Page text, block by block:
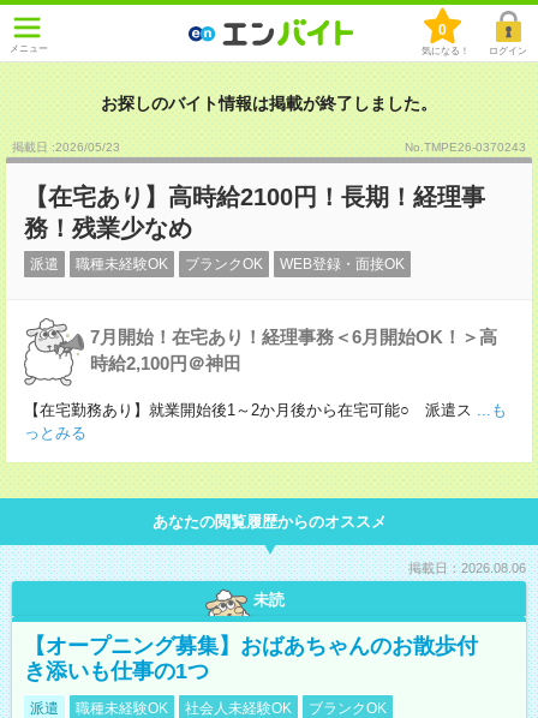
メニュー
0
気になる！ ログイン
お探しのバイト情報は掲載が終了しました。
掲載日 :2026/05/23 No.TMPE26-0370243
【在宅あり】高時給2100円！長期！経理事
務！残業少なめ
派遣 職種未経験OK ブランクOK WEB登録・面接OK
7月開始！在宅あり！経理事務＜6月開始OK！＞高
時給2,100円＠神田
【在宅勤務あり】就業開始後1～2か月後から在宅可能○ 派遣ス ...も
っとみる
あなたの閲覧履歴からのオススメ
掲載日：2026.08.06
未読
【オープニング募集】おばあちゃんのお散歩付
き添いも仕事の1つ
派遣 職種未経験OK 社会人未経験OK
ブランクOK